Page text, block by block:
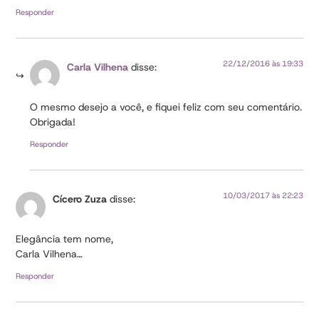
Responder
Carla Vilhena disse: 22/12/2016 às 19:33
O mesmo desejo a você, e fiquei feliz com seu comentário.
Obrigada!
Responder
Cícero Zuza disse: 10/03/2017 às 22:23
Elegância tem nome,
Carla Vilhena…
Responder